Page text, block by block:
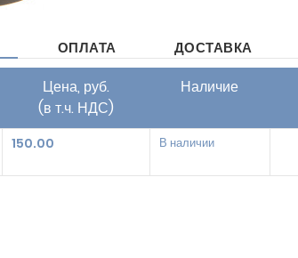
ОПЛАТА ДОСТАВКА
Цена, руб.
(в т.ч. НДС)
Наличие
150.00 В наличии